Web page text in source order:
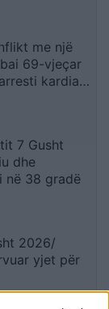
me një
69-vjeçar
kardiak
7 Gusht
dhe
në 38 gradë
2026/
yjet për